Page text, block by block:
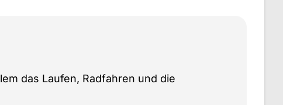
das Laufen, Radfahren und die